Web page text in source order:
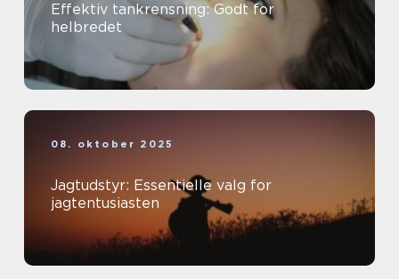
Effektiv tankrensning: Godt for
helbredet
08. oktober 2025
Jagtudstyr: Essentielle valg for
jagtentusiasten